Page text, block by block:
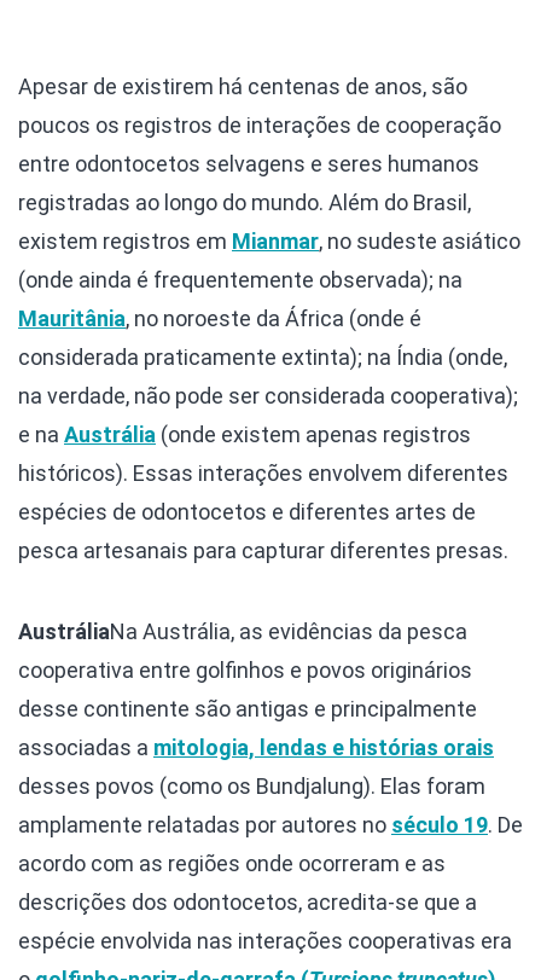
Apesar de existirem há centenas de anos, são
poucos os registros de interações de cooperação
entre odontocetos selvagens e seres humanos
registradas ao longo do mundo. Além do Brasil,
existem registros em Mianmar, no sudeste asiático
(onde ainda é frequentemente observada); na
Mauritânia, no noroeste da África (onde é
considerada praticamente extinta); na Índia (onde,
na verdade, não pode ser considerada cooperativa);
e na Austrália (onde existem apenas registros
históricos). Essas interações envolvem diferentes
espécies de odontocetos e diferentes artes de
pesca artesanais para capturar diferentes presas.
AustráliaNa Austrália, as evidências da pesca
cooperativa entre golfinhos e povos originários
desse continente são antigas e principalmente
associadas a mitologia, lendas e histórias orais
desses povos (como os Bundjalung). Elas foram
amplamente relatadas por autores no século 19. De
acordo com as regiões onde ocorreram e as
descrições dos odontocetos, acredita-se que a
espécie envolvida nas interações cooperativas era